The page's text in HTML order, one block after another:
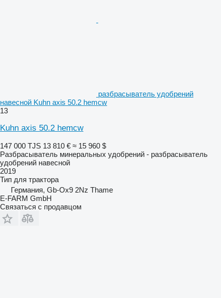
разбрасыватель удобрений
навесной Kuhn axis 50.2 hemcw
13
Kuhn axis 50.2 hemcw
147 000 TJS 13 810 € ≈ 15 960 $
Разбрасыватель минеральных удобрений - разбрасыватель
удобрений навесной
2019
Тип для трактора
Германия, Gb-Ox9 2Nz Thame
E-FARM GmbH
Связаться с продавцом